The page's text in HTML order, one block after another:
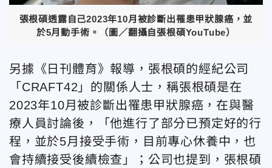
張根碩透露自己2023年10月被診斷出罹患甲狀腺癌，並
於5月動手術。（圖／翻攝自張根碩YouTube）
另據《日刊體育》報導，張根碩的經紀公司
「CRAFT42」的關係人士，稱張根碩是在
2023年10月被診斷出罹患甲狀腺癌，在與醫
療人員討論後，「他進行了部分已預定好的行
程，並於5月接受手術，目前專心休養中，也
會持續接受後續檢查」；公司也提到，張根碩